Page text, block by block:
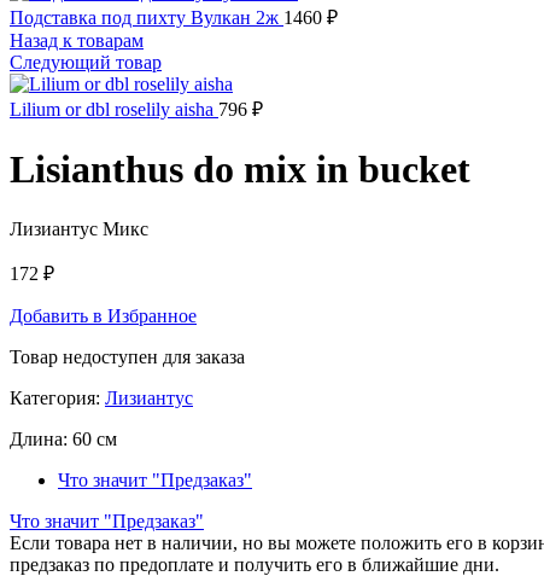
Подставка под пихту Вулкан 2ж 1460 ₽
Назад к товарам
Следующий товар
Lilium or dbl roselily aisha 796 ₽
Lisianthus do mix in bucket
Лизиантус Микс
172 ₽
Добавить в Избранное
Товар недоступен для заказа
Категория: Лизиантус
Длина: 60 см
Что значит "Предзаказ"
Что значит "Предзаказ"
Если товара нет в наличии, но вы можете положить его в
предзаказ по предоплате и получить его в ближайшие дни.